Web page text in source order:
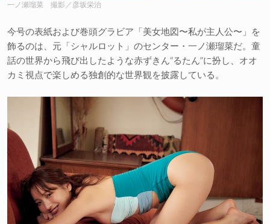
一ノ瀬瑠菜 撮影／彦坂栄治
今号の表紙および巻頭グラビア「美女地図〜私が主人公〜」を
飾るのは、元「シャルロット」のセンター・一ノ瀬瑠菜だ。童
話の世界から飛び出したような赤ずきん“るたん”に扮し、オオ
カミ視点で楽しめる独創的な世界観を披露している。